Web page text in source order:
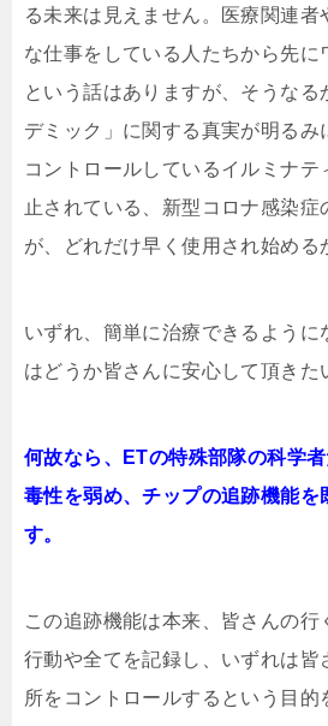
る未来は見えません。医療関連者
な仕事をしている人たちから先に
という話はありますが、そうなる
デミック」に関する真実が明るみ
コントロールしているイルミナテ
止されている、新型コロナ感染症
が、どれだけ早く使用され始める
いずれ、簡単に治療できるように
はどうか皆さんに安心して頂きた
何故なら、ETの特殊部隊の科学
毒性を弱め、チップの追跡機能を
す。
この追跡機能は本来、皆さんの行
行動や全てを記録し、いずれは皆
所をコントロールするという目的